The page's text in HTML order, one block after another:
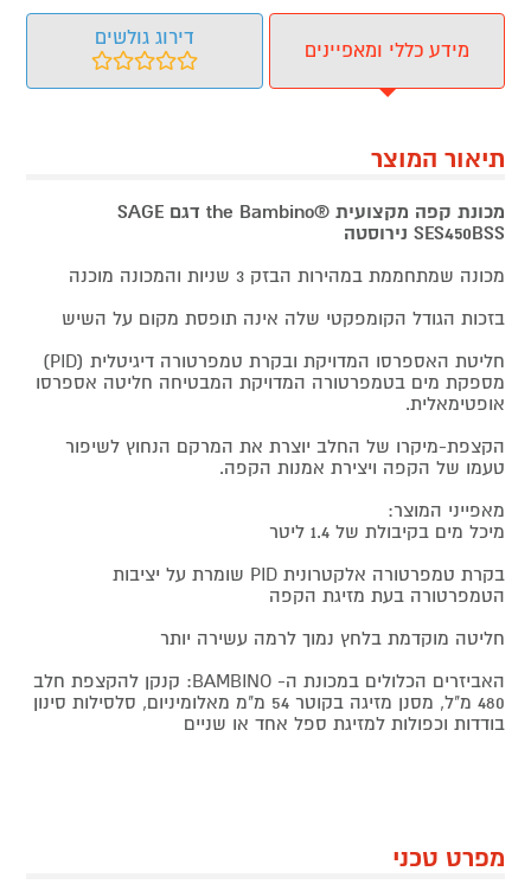
מידע כללי ומאפיינים
דירוג גולשים
תיאור המוצר
מכונת קפה מקצועית ®the Bambino דגם SAGE
SES450BSS נירוסטה
מכונה שמתחממת במהירות הבזק 3 שניות והמכונה מוכנה
בזכות הגודל הקומפקטי שלה אינה תופסת מקום על השיש
חליטת האספרסו המדויקת ובקרת טמפרטורה דיגיטלית (PID)
מספקת מים בטמפרטורה המדויקת המבטיחה חליטה אספרסו
אופטימאלית.
הקצפת-מיקרו של החלב יוצרת את המרקם הנחוץ לשיפור
טעמו של הקפה ויצירת אמנות הקפה.
מאפייני המוצר:
מיכל מים בקיבולת של 1.4 ליטר
בקרת טמפרטורה אלקטרונית PID שומרת על יציבות
הטמפרטורה בעת מזיגת הקפה
חליטה מוקדמת בלחץ נמוך לרמה עשירה יותר
האביזרים הכלולים במכונת ה- BAMBINO: קנקן להקצפת חלב
480 מ"ל, מסנן מזיגה בקוטר 54 מ"מ מאלומיניום, סלסילות סינון
בודדות וכפולות למזיגת ספל אחד או שניים
מפרט טכני